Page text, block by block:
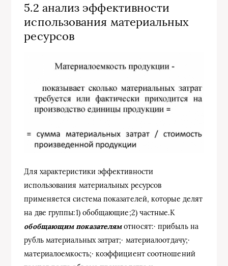
5.2 анализ эффективности
использования материальных
ресурсов
Для характеристики эффективности
использования материальных ресурсов
применяется система показателей, которые делят
на две группы:1) обобщающие;2) частные.К
обобщающим показателямотносят:· прибыль на
рубль материальных затрат;· материалоотдачу;·
материалоемкость;· коэффициент соотношений